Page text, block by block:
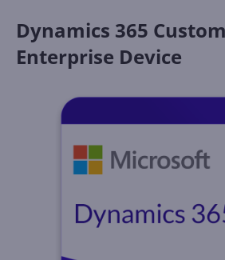
Dynamics 365
Enterprise Device